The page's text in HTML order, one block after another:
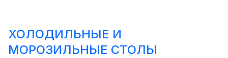
ХОЛОДИЛЬНЫЕ И
МОРОЗИЛЬНЫЕ СТОЛЫ